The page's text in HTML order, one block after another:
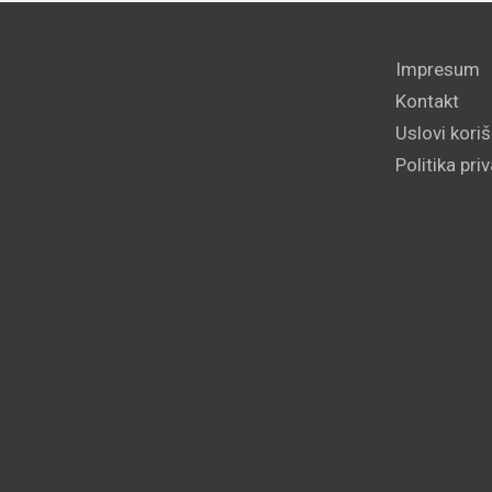
Impresum
Kontakt
Uslovi
Politika